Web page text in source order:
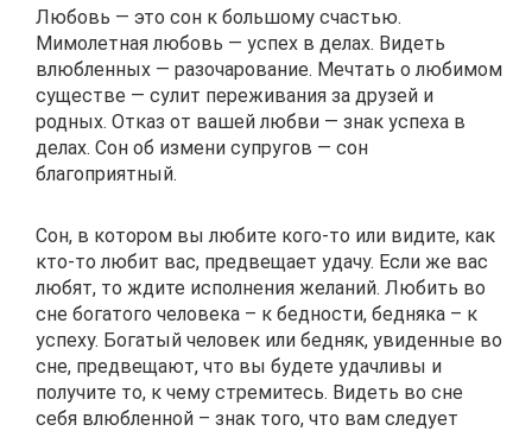
Любовь — это сон к большому счастью.
Мимолетная любовь — успех в делах. Видеть
влюбленных — разочарование. Мечтать о любимом
существе — сулит переживания за друзей и
родных. Отказ от вашей любви — знак успеха в
делах. Сон об измени супругов — сон
благоприятный.
Сон, в котором вы любите кого-то или видите, как
кто-то любит вас, предвещает удачу. Если же вас
любят, то ждите исполнения желаний. Любить во
сне богатого человека – к бедности, бедняка – к
успеху. Богатый человек или бедняк, увиденные во
сне, предвещают, что вы будете удачливы и
получите то, к чему стремитесь. Видеть во сне
себя влюбленной – знак того, что вам следует